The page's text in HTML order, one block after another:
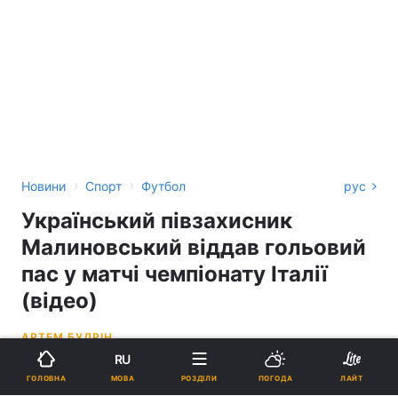
Новини › Спорт › Футбол рус
Український півзахисник
Малиновський віддав гольовий
пас у матчі чемпіонату Італії
(відео)
АРТЕМ БУДРІН
00:27, 22.09.21
ГОЛОВНА
RU
МОВА РОЗДІЛИ ПОГОДА ЛАЙТ